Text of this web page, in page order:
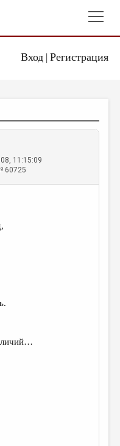
Вход| Регистрация
11:15:09
60725